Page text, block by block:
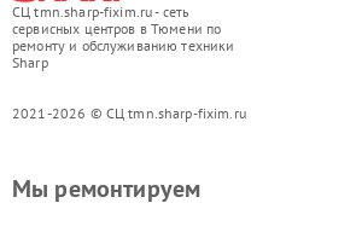
СЦ tmn.sharp-fixim.ru - сеть
сервисных центров в Тюмени по
ремонту и обслуживанию техники
Sharp
2021-2026 © СЦ tmn.sharp-fixim.ru
Мы ремонтируем